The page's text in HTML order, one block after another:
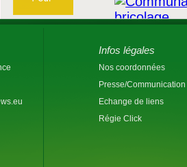
Infos légales
Nos coordonnées
Presse/Communication
Echange de liens
Régie Click